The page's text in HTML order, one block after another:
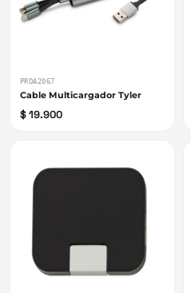
PROA2067
Cable Multicargador Tyler
$ 19.900